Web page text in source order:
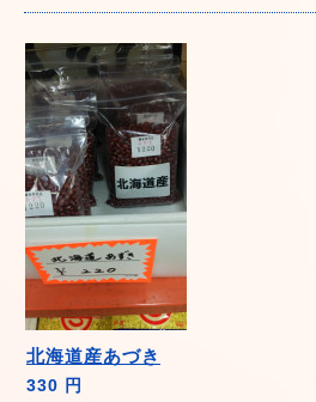
北海道産あづき
330 円